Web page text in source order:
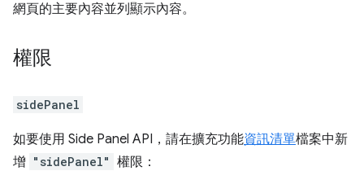
網頁的主要內容並列顯示內容。
權限
sidePanel
如要使用 Side Panel API，請在擴充功能資訊清單檔案中新
增 "sidePanel" 權限：